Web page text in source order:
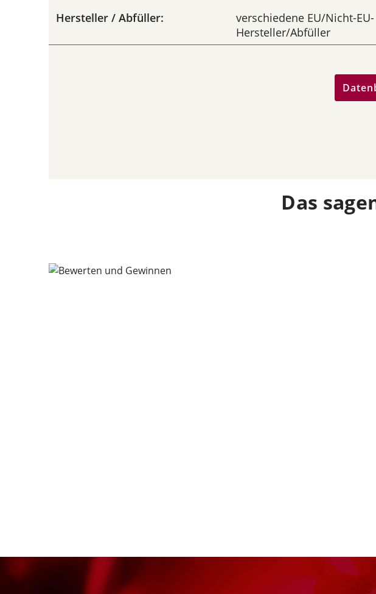
Hersteller / Abfüller:
verschiedene EU/Nicht-EU-
Hersteller/Abfüller
Das